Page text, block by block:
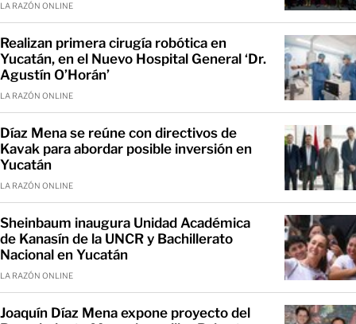
LA RAZÓN ONLINE
Realizan primera cirugía robótica en
Yucatán, en el Nuevo Hospital General ‘Dr.
Agustín O’Horán’
LA RAZÓN ONLINE
Díaz Mena se reúne con directivos de
Kavak para abordar posible inversión en
Yucatán
LA RAZÓN ONLINE
Sheinbaum inaugura Unidad Académica
de Kanasín de la UNCR y Bachillerato
Nacional en Yucatán
LA RAZÓN ONLINE
Joaquín Díaz Mena expone proyecto del